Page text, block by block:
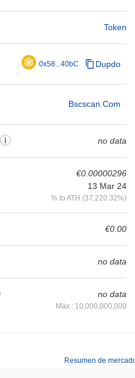
Token
0x58...40bC Dupdo
Bscscan.com
no data
€0.00000296
13 Mar 24
% to ATH (37,220.32%)
€0.00
no data
no data
Máx : 10,000,000,000
Resumen de